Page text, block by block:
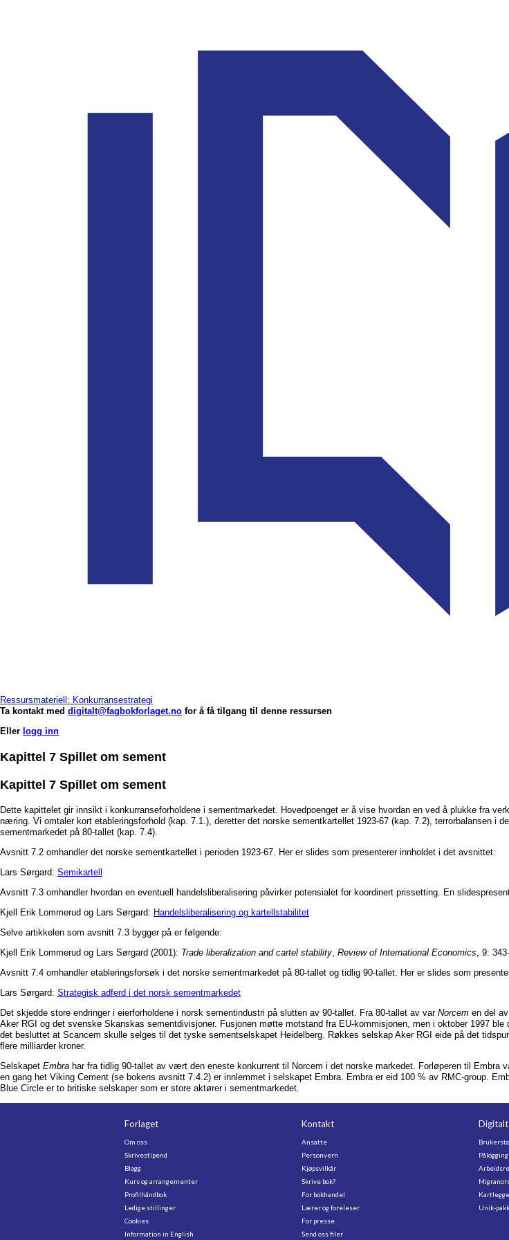
Ressursmateriell: Konkurransestrategi
Ta kontakt med digitalt@fagbokforlaget.no for å få tilgang til denne ressursen
Eller logg inn
Kapittel 7 Spillet om sement
Kapittel 7 Spillet om sement
Dette kapittelet gir innsikt i konkurranseforholdene i sementmarkedet. Hovedpoenget er å vise hvordan en ved å plukke fra
næring. Vi omtaler kort etableringsforhold (kap. 7.1.), deretter det norske sementkartellet 1923-67 (kap. 7.2), terrorbalansen i
sementmarkedet på 80-tallet (kap. 7.4).
Avsnitt 7.2 omhandler det norske sementkartellet i perioden 1923-67. Her er slides som presenterer innholdet i det avsnittet:
Lars Sørgard: Semikartell
Avsnitt 7.3 omhandler hvordan en eventuell handelsliberalisering påvirker potensialet for koordinert prissetting. En
Kjell Erik Lommerud og Lars Sørgard: Handelsliberalisering og kartellstabilitet
Selve artikkelen som avsnitt 7.3 bygger på er følgende:
Kjell Erik Lommerud og Lars Sørgard (2001): Trade liberalization and cartel stability, Review of International Economics, 9:
Avsnitt 7.4 omhandler etableringsforsøk i det norske sementmarkedet på 80-tallet og tidlig 90-tallet. Her er slides som
Lars Sørgard: Strategisk adferd i det norsk sementmarkedet
Det skjedde store endringer i eierforholdene i norsk sementindustri på slutten av 90-tallet. Fra 80-tallet av var Norcem en del
Aker RGI og det svenske Skanskas sementdivisjoner. Fusjonen møtte motstand fra EU-kommisjonen, men i oktober 1997
det besluttet at Scancem skulle selges til det tyske sementselskapet Heidelberg. Røkkes selskap Aker RGI eide på det
flere milliarder kroner.
Selskapet Embra har fra tidlig 90-tallet av vært den eneste konkurrent til Norcem i det norske markedet. Forløperen til
en gang het Viking Cement (se bokens avsnitt 7.4.2) er innlemmet i selskapet Embra. Embra er eid 100 % av RMC-group.
Blue Circle er to britiske selskaper som er store aktører i sementmarkedet.
Forlaget
Om oss
Skrivestipend
Blogg
Kurs og arrangementer
Profilhåndbok
Ledige stillinger
Cookies
Information in English
Kontakt
Ansatte
Personvern
Kjøpsvilkår
Skrive bok?
For bokhandel
Lærer og foreleser
For presse
Send oss filer
Digitalt
Unik-